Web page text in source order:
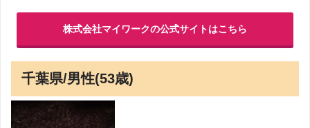
株式会社マイワークの公式サイトはこちら
千葉県/男性(53歳)